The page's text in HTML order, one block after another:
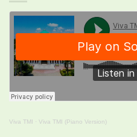
Viva TMI · Viva TMI (Piano Version)